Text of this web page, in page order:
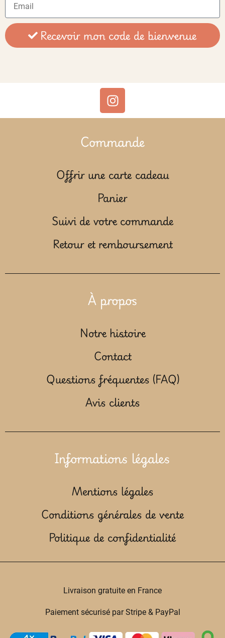
Recevoir mon code de bienvenue
Commande
Offrir une carte cadeau
Panier
Suivi de votre commande
Retour et remboursement
À propos
Notre histoire
Contact
Questions fréquentes (FAQ)
Avis clients
Informations légales
Mentions légales
Conditions générales de vente
Politique de confidentialité
Livraison gratuite en France
Paiement sécurisé par Stripe & PayPal